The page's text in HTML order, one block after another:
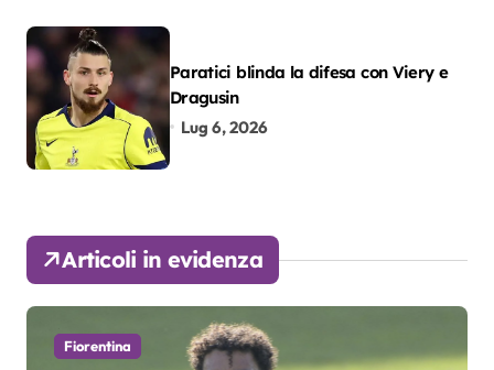
Paratici blinda la difesa con Viery e
Dragusin
Lug 6, 2026
Articoli in evidenza
Fiorentina